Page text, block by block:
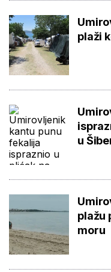
plaži
u
plažu
moru